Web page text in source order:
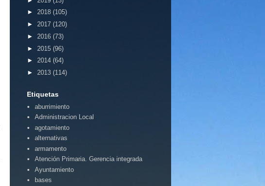
► 2018 (105)
► 2017 (120)
► 2016 (73)
► 2015 (96)
► 2014 (64)
► 2013 (114)
Etiquetas
aburrimiento
Administracion Local
agotamiento
alternativas
armamento
Atención Primaria. Gerencia integrada
Ayuntamiento
bases